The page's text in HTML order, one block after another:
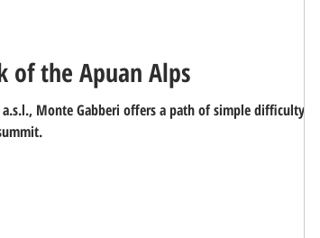
of the Apuan Alps
Monte Gabberi offers a path of simple difficulty and